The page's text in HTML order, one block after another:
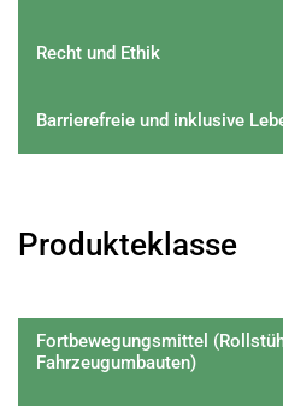
Recht und Ethik
Barrierefreie und inklusive
Produkteklasse
Fortbewegungsmittel
Fahrzeugumbauten)